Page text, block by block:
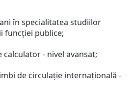
în specialitatea studiilor
funcţiei publice;
- nivel avansat;
de circulaţie internaţională -